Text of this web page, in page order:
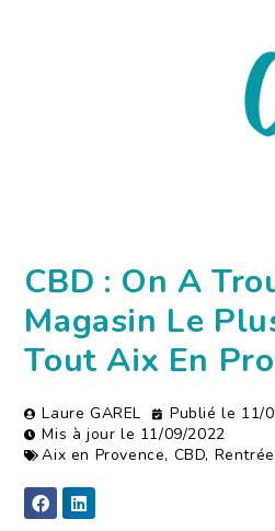
CBD : On A
Magasin Le
Tout Aix En
Laure GAREL Publié le 11/
Mis à jour le 11/09/2022
Aix en Provence, CBD, Rentrée